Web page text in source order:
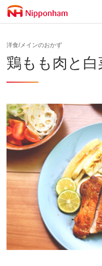
洋食/メインのおかず
鶏もも肉と